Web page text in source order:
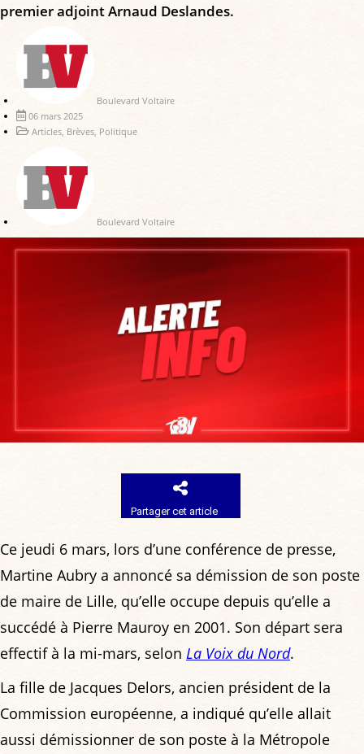
premier adjoint Arnaud Deslandes.
Boulevard Voltaire
06 mars 2025
Articles, Brèves, Politique
Boulevard Voltaire
Partager cet article
Ce jeudi 6 mars, lors d’une conférence de presse,
Martine Aubry a annoncé sa démission de son poste
de maire de Lille, qu’elle occupe depuis qu’elle a
succédé à Pierre Mauroy en 2001. Son départ sera
effectif à la mi-mars, selon La Voix du Nord.
La fille de Jacques Delors, ancien président de la
Commission européenne, a indiqué qu’elle allait
aussi démissionner de son poste à la Métropole